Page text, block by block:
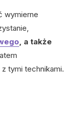
wymierne
, a także
tymi technikami.